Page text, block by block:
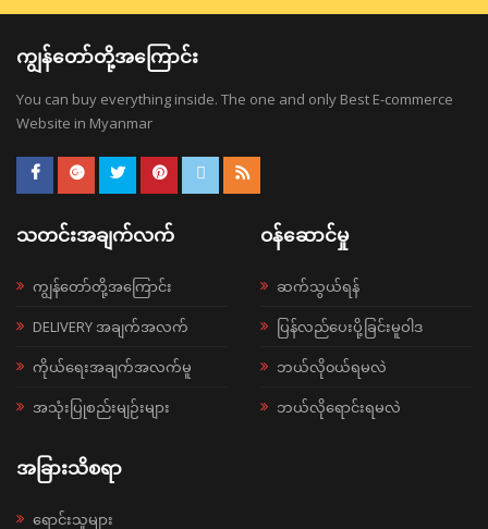
ကျွန်တော်တို့အကြောင်း
You can buy everything inside. The one and only Best E-commerce
Website in Myanmar
သတင်းအချက်လက်
ကျွန်တော်တို့အကြောင်း
DELIVERY အချက်အလက်
ကိုယ်ရေးအချက်အလက်မူ
အသုံးပြုစည်းမျဉ်းများ
ဝန်ဆောင်မှု
ဆက်သွယ်ရန်
ပြန်လည်ပေးပို့ခြင်းမူဝါဒ
ဘယ်လို၀ယ်ရမလဲ
ဘယ်လိုရောင်းရမလဲ
အခြားသိစရာ
ရောင်းသူများ